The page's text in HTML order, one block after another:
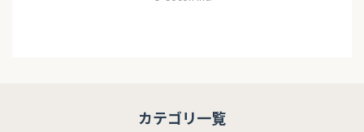
カテゴリ一覧